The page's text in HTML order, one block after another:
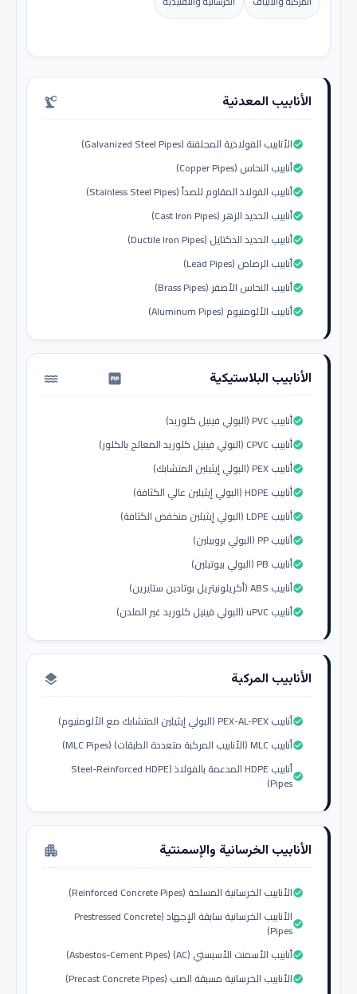
الأنابيب المعدنية precision_manufacturing
الأنابيب الفولاذية المجلفنة (Galvanized Steel Pipes)check_circle
أنابيب النحاس (Copper Pipes)check_circle
أنابيب الفولاذ المقاوم للصدأ (Stainless Steel Pipes)check_circle
أنابيب الحديد الزهر (Cast Iron Pipes)check_circle
أنابيب الحديد الدكتايل (Ductile Iron Pipes)check_circle
أنابيب الرصاص (Lead Pipes)check_circle
أنابيب النحاس الأصفر (Brass Pipes)check_circle
أنابيب الألومنيوم (Aluminum Pipes)check_circle
الأنابيب البلاستيكية water_pump
أنابيب PVC (البولي فينيل كلوريد)check_circle
أنابيب CPVC (البولي فينيل كلوريد المعالج بالكلور)check_circle
أنابيب PEX (البولي إيثيلين المتشابك)check_circle
أنابيب HDPE (البولي إيثيلين عالي الكثافة)check_circle
أنابيب LDPE (البولي إيثيلين منخفض الكثافة)check_circle
أنابيب PP (البولي بروبيلين)check_circle
أنابيب PB (البولي بيوتيلين)check_circle
أنابيب ABS (أكريلونيتريل بوتادين ستايرين)check_circle
أنابيب uPVC (البولي فينيل كلوريد غير الملدن)check_circle
الأنابيب المركبة layers
أنابيب PEX-AL-PEX (البولي إيثيلين المتشابك مع الألومنيوم)check_circle
أنابيب MLC (الأنابيب المركبة متعددة الطبقات) (MLC Pipes)check_circle
أنابيب HDPE المدعمة بالفولاذ (Steel-Reinforced HDPE
Pipes)check_circle
الأنابيب الخرسانية والإسمنتية apartment
الأنابيب الخرسانية المسلحة (Reinforced Concrete Pipes)check_circle
الأنابيب الخرسانية سابقة الإجهاد (Prestressed Concrete
Pipes)check_circle
أنابيب الأسمنت الأسبستي (AC) (Asbestos-Cement Pipes)check_circle
الأنابيب الخرسانية مسبقة الصب (Precast Concrete Pipes)check_circle